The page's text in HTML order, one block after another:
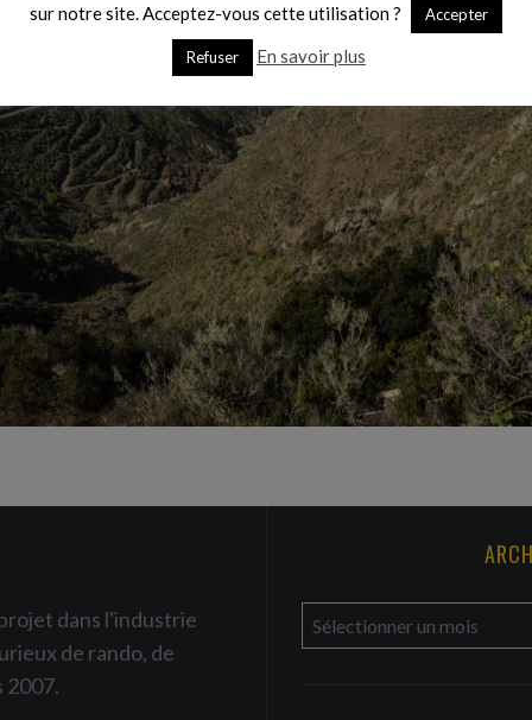
dans l'industrie
de rando, de
2007.
r
c
sur notre site. Acceptez-vous cette utilisation ?
Accepter
Refuser En savoir plus